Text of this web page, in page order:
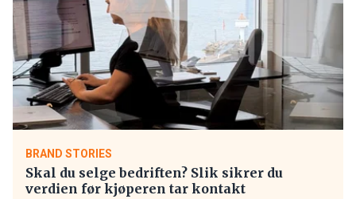
BRAND STORIES
Skal du selge bedriften? Slik sikrer du
verdien før kjøperen tar kontakt